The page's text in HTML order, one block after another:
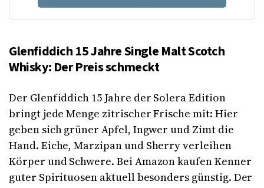
Glenfiddich 15 Jahre Single Malt Scotch
Whisky: Der Preis schmeckt
Der Glenfiddich 15 Jahre der Solera Edition
bringt jede Menge zitrischer Frische mit: Hier
geben sich grüner Apfel, Ingwer und Zimt die
Hand. Eiche, Marzipan und Sherry verleihen
Körper und Schwere. Bei Amazon kaufen Kenner
guter Spirituosen aktuell besonders günstig. Der